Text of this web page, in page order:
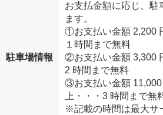
駐車場情報
お支払金額に応じ、駐
ます。
①お支払い金額 2,200
１時間まで無料
②お支払い金額 3,300
2 時間まで無料
③お支払い金額 11,000
上・・・3 時間まで無
※記載の時間は最大サ